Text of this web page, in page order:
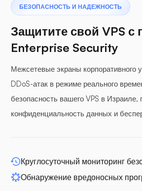
БЕЗОПАСНОСТЬ И НАДЕЖНОСТЬ
Защитите свой VPS
Enterprise Security
Межсетевые экраны корпоративного
DDoS-атак в режиме реального
безопасность вашего VPS в Израиле,
конфиденциальность данных и
Круглосуточный мониторинг
Обнаружение вредоносных